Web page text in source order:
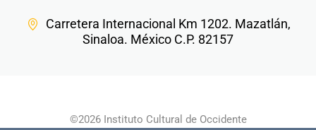
Carretera Internacional Km 1202. Mazatlán,
Sinaloa. México C.P. 82157
©2026 Instituto Cultural de Occidente